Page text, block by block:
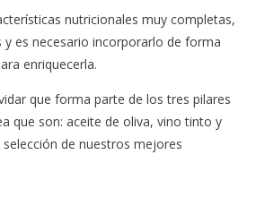
nutricionales muy completas,
y es necesario incorporarlo de forma
enriquecerla.
que forma parte de los tres pilares
que son: aceite de oliva, vino tinto y
de nuestros mejores